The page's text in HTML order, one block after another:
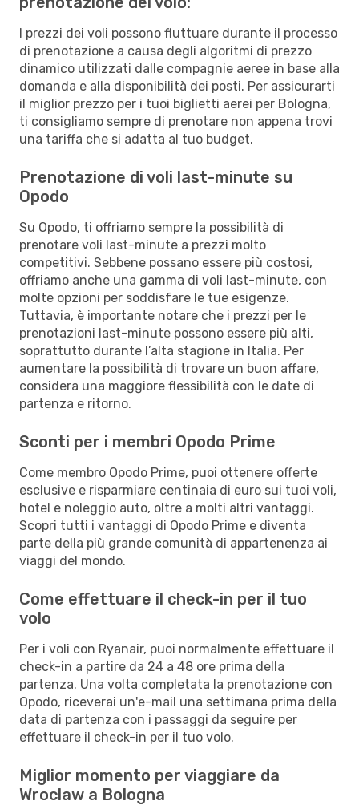
I prezzi dei voli possono fluttuare durante il processo
di prenotazione a causa degli algoritmi di prezzo
dinamico utilizzati dalle compagnie aeree in base alla
domanda e alla disponibilità dei posti. Per assicurarti
il miglior prezzo per i tuoi biglietti aerei per Bologna,
ti consigliamo sempre di prenotare non appena trovi
una tariffa che si adatta al tuo budget.
Prenotazione di voli last-minute su
Opodo
Su Opodo, ti offriamo sempre la possibilità di
prenotare voli last-minute a prezzi molto
competitivi. Sebbene possano essere più costosi,
offriamo anche una gamma di voli last-minute, con
molte opzioni per soddisfare le tue esigenze.
Tuttavia, è importante notare che i prezzi per le
prenotazioni last-minute possono essere più alti,
soprattutto durante l’alta stagione in Italia. Per
aumentare la possibilità di trovare un buon affare,
considera una maggiore flessibilità con le date di
partenza e ritorno.
Sconti per i membri Opodo Prime
Come membro Opodo Prime, puoi ottenere offerte
esclusive e risparmiare centinaia di euro sui tuoi voli,
hotel e noleggio auto, oltre a molti altri vantaggi.
Scopri tutti i vantaggi di Opodo Prime e diventa
parte della più grande comunità di appartenenza ai
viaggi del mondo.
Come effettuare il check-in per il tuo
volo
Per i voli con Ryanair, puoi normalmente effettuare il
check-in a partire da 24 a 48 ore prima della
partenza. Una volta completata la prenotazione con
Opodo, riceverai un'e-mail una settimana prima della
data di partenza con i passaggi da seguire per
effettuare il check-in per il tuo volo.
Miglior momento per viaggiare da
Wroclaw a Bologna